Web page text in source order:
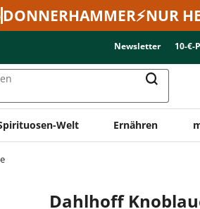
DONNERHAMMER⚡NUR
Newsletter 10-€-
Welt Ernähren
Dahlhoff